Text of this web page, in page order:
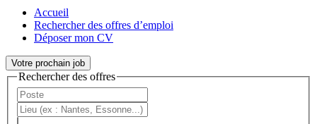
Accueil
Rechercher des offres d’emploi
Déposer mon CV
Votre prochain job
Rechercher des offres